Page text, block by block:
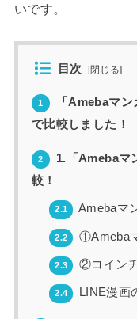
いです。
目次 [閉じる]
1
「Amebaマン
で比較しました！
2
1.「Amebaマ
較！
2.1 Amebaマ
2.2 ①Ameba
2.3 ②コイン
2.4 LINE漫画